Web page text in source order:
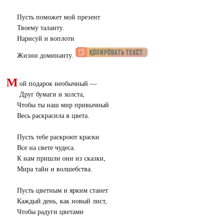
Пусть поможет мой презент
Твоему таланту.
Нарисуй и воплоти
Жизни доминанту.
М ой подарок необычный —
Друг бумаги и холста,
Чтобы ты наш мир привычный
Весь раскрасила в цвета.
Пусть тебе раскроют краски
Все на свете чудеса.
К нам пришли они из сказки,
Мира тайн и волшебства.
Пусть цветным и ярким станет
Каждый день, как новый лист,
Чтобы радуги цветами